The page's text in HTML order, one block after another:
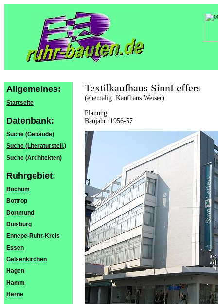
Allgemeines:
Startseite
Datenbank:
Suche (Gebäude)
Suche (Literaturstell.)
Suche (Architekten)
Ruhrgebiet:
Bochum
Bottrop
Dortmund
Duisburg
Ennepe-Ruhr-Kreis
Essen
Gelsenkirchen
Hagen
Hamm
Herne
Textilkaufhaus SinnLeffers
(ehemalig: Kaufhaus Weiser)
Planung:
Baujahr: 1956-57